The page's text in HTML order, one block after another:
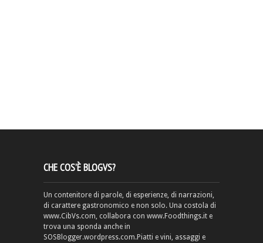
CHE COS’È BLOGVS?
Un contenitore di parole, di esperienze, di narrazioni,
di carattere gastronomico e non solo. Una costola di
www.CibVs.com, collabora con www.Foodthings.it e
trova una sponda anche in
SOSBlogger.wordpress.com.Piatti e vini, assaggi e